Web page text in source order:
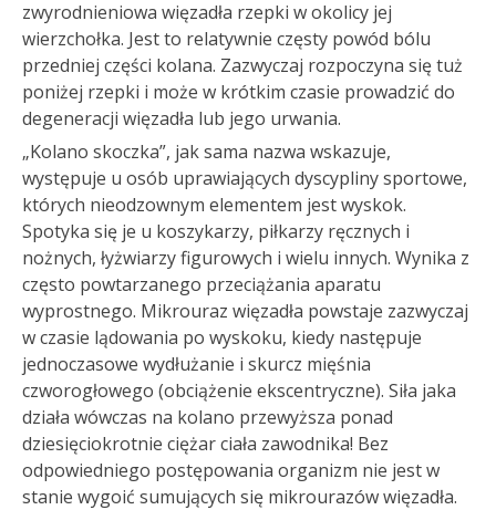
zwyrodnieniowa więzadła rzepki w okolicy jej
wierzchołka. Jest to relatywnie częsty powód bólu
przedniej części kolana. Zazwyczaj rozpoczyna się tuż
poniżej rzepki i może w krótkim czasie prowadzić do
degeneracji więzadła lub jego urwania.
„Kolano skoczka”, jak sama nazwa wskazuje,
występuje u osób uprawiających dyscypliny sportowe,
których nieodzownym elementem jest wyskok.
Spotyka się je u koszykarzy, piłkarzy ręcznych i
nożnych, łyżwiarzy figurowych i wielu innych. Wynika z
często powtarzanego przeciążania aparatu
wyprostnego. Mikrouraz więzadła powstaje zazwyczaj
w czasie lądowania po wyskoku, kiedy następuje
jednoczasowe wydłużanie i skurcz mięśnia
czworogłowego (obciążenie ekscentryczne). Siła jaka
działa wówczas na kolano przewyższa ponad
dziesięciokrotnie ciężar ciała zawodnika! Bez
odpowiedniego postępowania organizm nie jest w
stanie wygoić sumujących się mikrourazów więzadła.